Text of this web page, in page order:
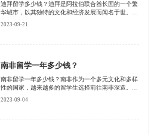
迪拜留学多少钱？迪拜是阿拉伯联合酋长国的一个繁
华城市，以其独特的文化和经济发展而闻名于世。许
2023-09-21
南非留学一年多少钱？
南非留学一年多少钱？南非作为一个多元文化和多样
性的国家，越来越多的留学生选择前往南非深造。然
2023-09-04